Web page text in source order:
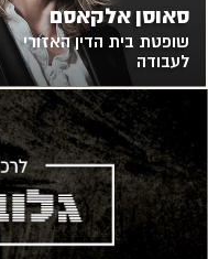
סאוסן אלקאסם
שופטת בית הדין האזורי
לעבודה